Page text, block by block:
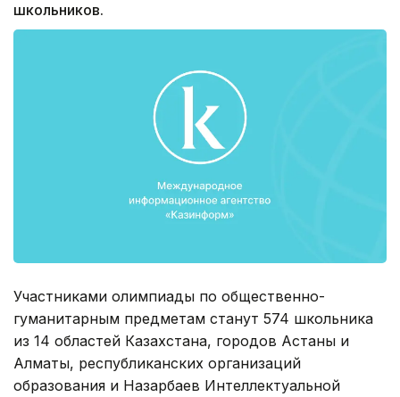
школьников.
Участниками олимпиады по общественно-
гуманитарным предметам станут 574 школьника
из 14 областей Казахстана, городов Астаны и
Алматы, республиканских организаций
образования и Назарбаев Интеллектуальной